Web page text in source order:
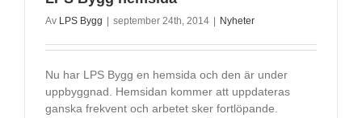
Av LPS Bygg september 24th, 2014 Nyheter
Nu har LPS Bygg en hemsida och den är under
uppbyggnad. Hemsidan kommer att uppdateras
ganska frekvent och arbetet sker fortlöpande.